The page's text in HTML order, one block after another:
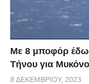
Με 8 μποφόρ
Τήνου για
8 ΔΕΚΕΜΒΡΊΟΥ, 2023